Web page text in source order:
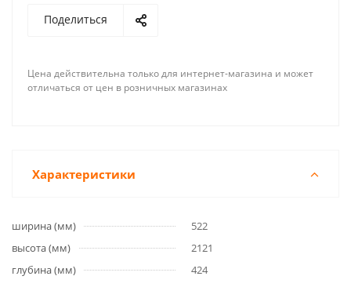
Поделиться
Цена действительна только для интернет-магазина и может
отличаться от цен в розничных магазинах
Характеристики
ширина (мм)
522
высота (мм)
2121
глубина (мм)
424